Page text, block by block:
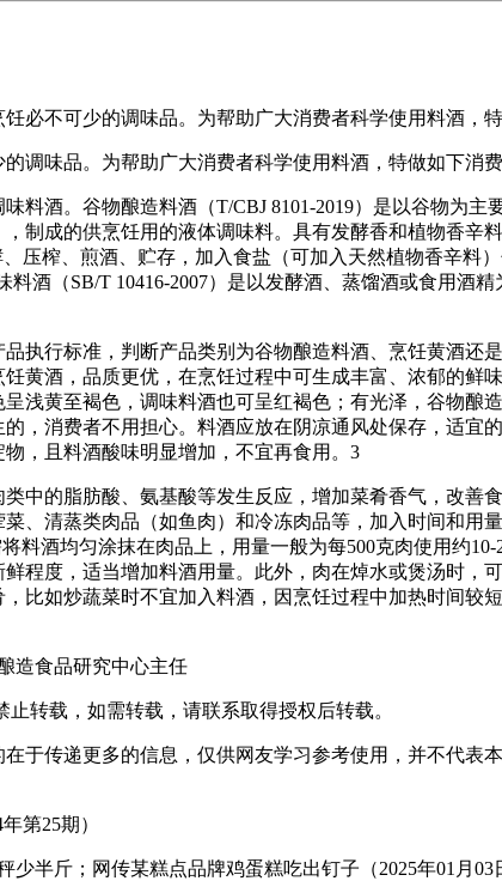
不可少的调味品。为帮助广大消费者科学使用料酒，特
味品。为帮助广大消费者科学使用料酒，特做如下消费
。谷物酿造料酒（T/CBJ 8101-2019）是以谷物为主
成的供烹饪用的液体调味料。具有发酵香和植物香辛
压榨、煎酒、贮存，加入食盐（可加入天然植物香辛料
酒（SB/T 10416-2007）是以发酵酒、蒸馏酒或食用酒
行标准，判断产品类别为谷物酿造料酒、烹饪黄酒还
黄酒，品质更优，在烹饪过程中可生成丰富、浓郁的鲜
浅黄至褐色，调味料酒也可呈红褐色；有光泽，谷物酿
，消费者不用担心。料酒应放在阴凉通风处保存，适宜
，且料酒酸味明显增加，不宜再食用。3
的脂肪酸、氨基酸等发生反应，增加菜肴香气，改善
、清蒸类肉品（如鱼肉）和冷冻肉品等，加入时间和用
酒均匀涂抹在肉品上，用量一般为每500克肉使用约
程度，适当增加料酒用量。此外，肉在焯水或煲汤时，
比如炒蔬菜时不宜加入料酒，因烹饪过程中加热时间较
造食品研究中心主任
载，如需转载，请联系取得授权后转载。
传递更多的信息，仅供网友学习参考使用，并不代表
第25期）
斤；网传某糕点品牌鸡蛋糕吃出钉子（2025年01月03